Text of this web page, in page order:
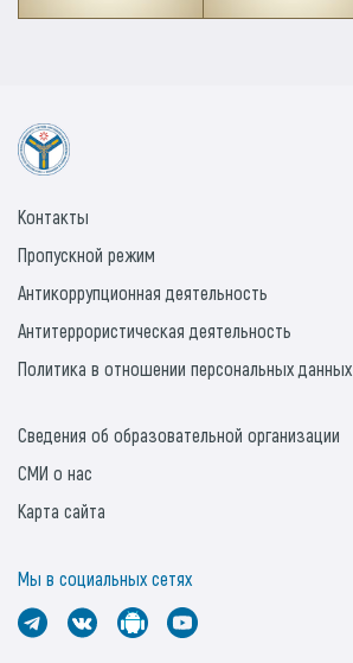
Контакты
Пропускной режим
Антикоррупционная деятельность
Антитеррористическая деятельность
Политика в отношении персональных данных
Сведения об образовательной организации
СМИ о нас
Карта сайта
Мы в социальных сетях